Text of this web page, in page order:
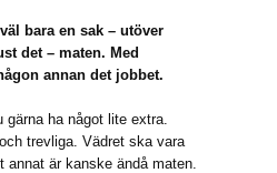
bara en sak – utöver
det – maten. Med
annan det jobbet.
ha något lite extra.
trevliga. Vädret ska vara
är kanske ändå maten.